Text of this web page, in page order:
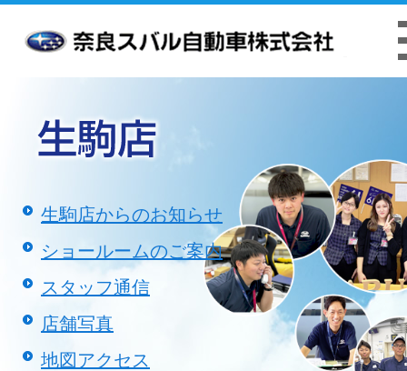
お客様本位の業務運営方針 クッキーポリシ
生駒店からのお知らせ
ショールームのご案内
スタッフ通信
店舗写真
地図アクセス